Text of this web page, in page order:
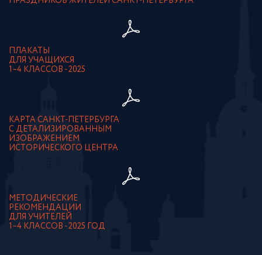
ПЛАКАТЫ
ДЛЯ УЧАЩИХСЯ
1–4 КЛАССОВ - 2025
КАРТА САНКТ-ПЕТЕРБУРГА
С ДЕТАЛИЗИРОВАННЫМ
ИЗОБРАЖЕНИЕМ
ИСТОРИЧЕСКОГО ЦЕНТРА
МЕТОДИЧЕСКИЕ
РЕКОМЕНДАЦИИ
ДЛЯ УЧИТЕЛЕЙ
1–4 КЛАССОВ - 2025 ГОД